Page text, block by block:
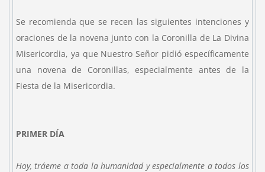
Se recomienda que se recen las siguientes intenciones y
oraciones de la novena junto con la Coronilla de La Divina
Misericordia, ya que Nuestro Señor pidió específicamente
una novena de Coronillas, especialmente antes de la
Fiesta de la Misericordia.
PRIMER DÍA
Hoy, tráeme a toda la humanidad y especialmente a todos los